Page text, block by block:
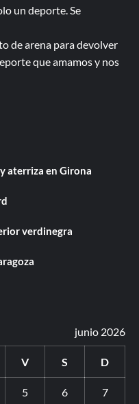
un deporte. Se
de arena para devolver
que amamos y nos
aterriza en Girona
verdinegra
junio 2026
V S D
5 6 7